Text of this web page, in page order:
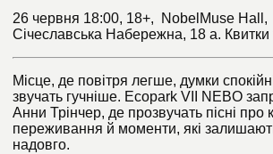
26 червня 18:00, 18+, NobelMuse Hall,
Січеславська Набережна, 18 а. Квитки
Місце, де повітря легше, думки
звучать гучніше. Ecopark VII NEBO
Анни Трінчер, де прозвучать пісні про
переживання й моменти, які
надовго.